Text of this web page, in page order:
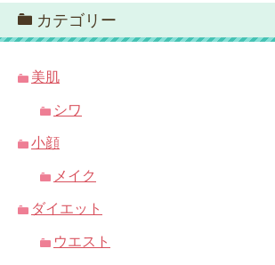
カテゴリー
美肌
シワ
小顔
メイク
ダイエット
ウエスト